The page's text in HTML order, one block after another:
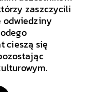
zaszczycili
odwiedziny
cieszą się